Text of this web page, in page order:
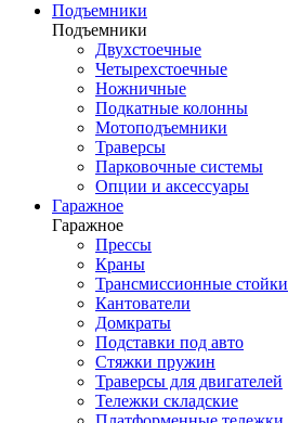
Подъемники
Подъемники
Двухстоечные
Четырехстоечные
Ножничные
Подкатные колонны
Мотоподъемники
Траверсы
Парковочные системы
Опции и аксессуары
Гаражное
Гаражное
Прессы
Краны
Трансмиссионные стойки
Кантователи
Домкраты
Подставки под авто
Стяжки пружин
Траверсы для двигателей
Тележки складские